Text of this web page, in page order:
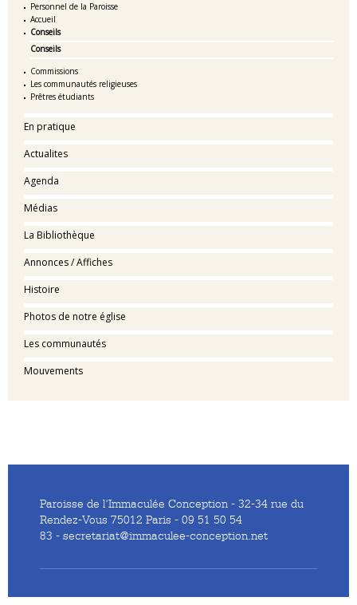
Personnel de la Paroisse
Accueil
Conseils
Conseils
Commissions
Les communautés religieuses
Prêtres étudiants
En pratique
Actualites
Agenda
Médias
La Bibliothèque
Annonces / Affiches
Histoire
Photos de notre église
Les communautés
Mouvements
Paroisse de l'Immaculée Conception - 32-34 rue du
Rendez-Vous 75012 Paris - 09 51 50 54
83 - secretariat@immaculee-conception.net